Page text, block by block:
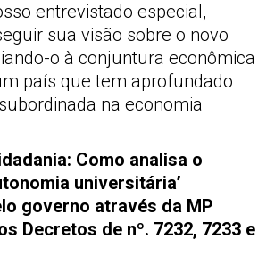
entrevistado especial,
sua visão sobre o novo
o à conjuntura econômica
país que tem aprofundado
na economia
Como analisa o
universitária’
governo através da MP
Decretos de nº. 7232, 7233 e